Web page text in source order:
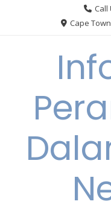
Call
Cape